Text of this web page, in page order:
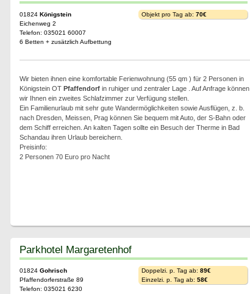
01824 Königstein
Eichenweg 2
Telefon: 035021 60007
6 Betten + zusätzlich Aufbettung
Objekt pro Tag ab: 70€
Wir bieten ihnen eine komfortable Ferienwohnung (55 qm ) für 2 Personen in
Königstein OT Pfaffendorfin ruhiger und zentraler Lage . Auf Anfrage können
wir Ihnen ein zweites Schlafzimmer zur Verfügung stellen.
Ein Familienurlaub mit sehr gute Wandermöglichkeiten sowie Ausflügen, z. b.
nach Dresden, Meissen, Prag können Sie bequem mit Auto, der S-Bahn oder
dem Schiff erreichen. An kalten Tagen sollte ein Besuch der Therme in Bad
Schandau ihren Urlaub bereichern.
Preisinfo:
2 Personen 70 Euro pro Nacht
Parkhotel Margaretenhof
01824 Gohrisch
Pfaffendorferstraße 89
Telefon: 035021 6230
Doppelzi. p. Tag ab: 89€
Einzelzi. p. Tag ab: 58€